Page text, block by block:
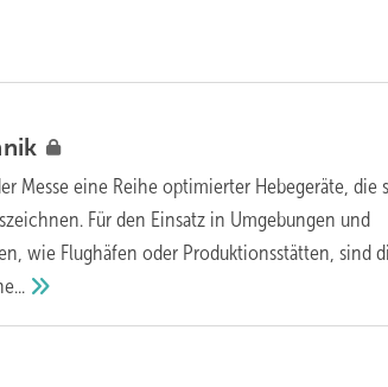
Messe eine Reihe optimierter Hebegeräte, die
Für den Einsatz in Umgebungen und
wie Flughäfen oder Produktionsstätten, sind